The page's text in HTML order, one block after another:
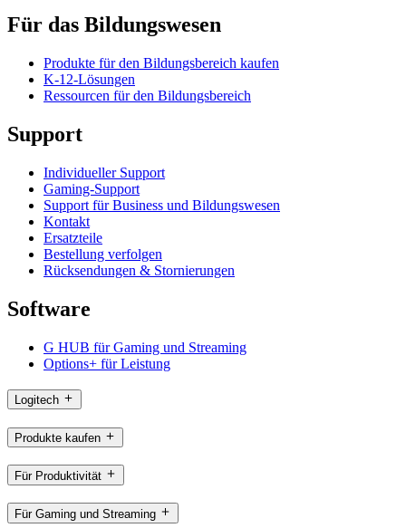
Für das Bildungswesen
Produkte für den Bildungsbereich kaufen
K-12-Lösungen
Ressourcen für den Bildungsbereich
Support
Individueller Support
Gaming-Support
Support für Business und Bildungswesen
Kontakt
Ersatzteile
Bestellung verfolgen
Rücksendungen & Stornierungen
Software
G HUB für Gaming und Streaming
Options+ für Leistung
Logitech
Produkte kaufen
Für Produktivität
Für Gaming und Streaming